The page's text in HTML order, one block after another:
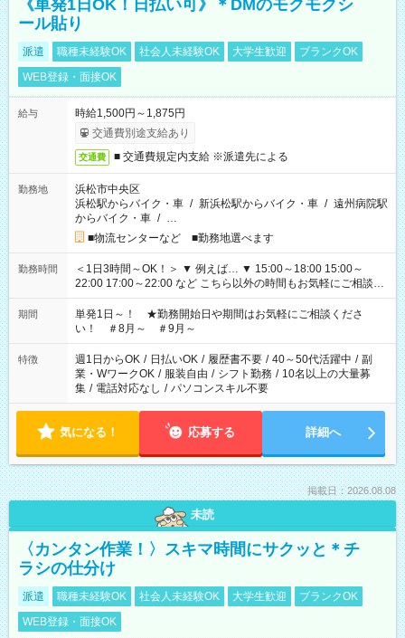
《単発1日OK！日払い可》＊DMのモクモクシ
ール貼り
派遣 職種未経験OK 社会人未経験OK 大学生歓迎
ブランクOK
WEB登録・面接OK
給与
時給1,500円～1,875円
交通費別途支給あり
交通費 ■ 交通費規定内支給 ※派遣先による
勤務地
浜松市中央区
浜松駅からバイク・車 / 新浜松駅からバイク・車 / 遠州病院駅
からバイク・車 / …
■物流センターなど ■勤務地選べます
勤務時間
＜1日3時間～OK！＞ ▼ 例えば… ▼ 15:00～18:00 15:00～
22:00 17:00～22:00 など こちら以外の時間もお気軽にご相談く
ださい！
期間
単発1日～！ ★勤務開始日や期間はお気軽にご相談くださ
い！ ＃8月～ ＃9月～
特徴 週1日からOK / 日払いOK / 履歴書不要 / 40～50代活躍中 / 副
業・WワークOK / 服装自由 / シフト勤務 / 10名以上の大量募
集 / 電話対応なし / パソコンスキル不要
気になる！ 応募する 詳細へ
掲載日：2026.08.08
未読
〈カンタン作業！〉スキマ時間にサクッと＊チ
ラシの仕分け
派遣 職種未経験OK 社会人未経験OK 大学生歓迎
ブランクOK
WEB登録・面接OK